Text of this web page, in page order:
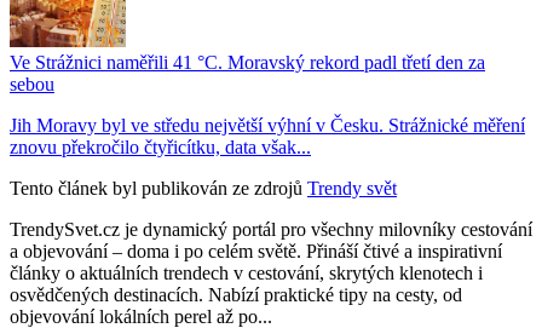
Ve Strážnici naměřili 41 °C. Moravský rekord padl třetí den za
sebou
Jih Moravy byl ve středu největší výhní v Česku. Strážnické měření
znovu překročilo čtyřicítku, data však...
Tento článek byl publikován ze zdrojů Trendy svět
TrendySvet.cz je dynamický portál pro všechny milovníky cestování
a objevování – doma i po celém světě. Přináší čtivé a inspirativní
články o aktuálních trendech v cestování, skrytých klenotech i
osvědčených destinacích. Nabízí praktické tipy na cesty, od
objevování lokálních perel až po...